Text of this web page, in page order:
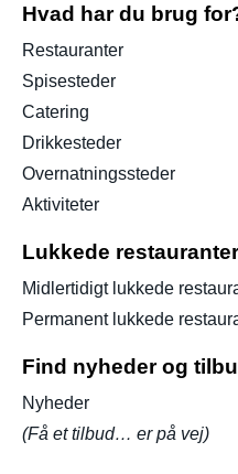
Hvad har du brug
Restauranter
Spisesteder
Catering
Drikkesteder
Overnatningssteder
Aktiviteter
Lukkede restauranter
Midlertidigt lukkede
Permanent lukkede
Find nyheder og
Nyheder
(Få et tilbud… er på vej)